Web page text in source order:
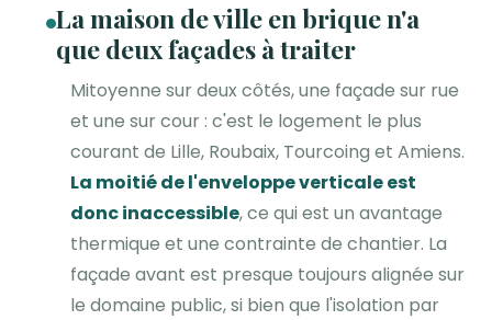
La maison de ville en brique n'a
que deux façades à traiter
Mitoyenne sur deux côtés, une façade sur rue
et une sur cour : c'est le logement le plus
courant de Lille, Roubaix, Tourcoing et Amiens.
La moitié de l'enveloppe verticale est
donc inaccessible, ce qui est un avantage
thermique et une contrainte de chantier. La
façade avant est presque toujours alignée sur
le domaine public, si bien que l'isolation par